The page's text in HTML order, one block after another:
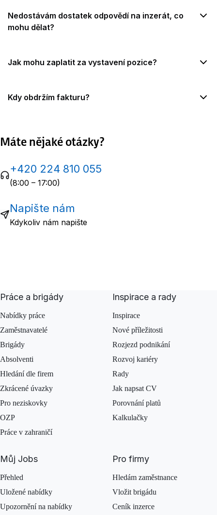
Nedostávám dostatek odpovědí na inzerát, co
mohu dělat?
Jak mohu zaplatit za vystavení pozice?
Kdy obdržím fakturu?
Máte nějaké otázky?
+420 224 810 055
(8:00 – 17:00)
Napište nám
Kdykoliv nám napište
Práce a brigády
Nabídky práce
Zaměstnavatelé
Brigády
Absolventi
Hledání dle firem
Zkrácené úvazky
Pro neziskovky
OZP
Práce v zahraničí
Inspirace a rady
Inspirace
Nové příležitosti
Rozjezd podnikání
Rozvoj kariéry
Rady
Jak napsat CV
Porovnání platů
Kalkulačky
Můj Jobs
Přehled
Uložené nabídky
Upozornění na nabídky
Pro firmy
Hledám zaměstnance
Vložit brigádu
Ceník inzerce